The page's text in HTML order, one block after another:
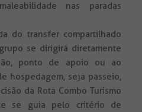
nas paradas
do transfer compartilhado
se dirigirá diretamente
ponto de apoio ou ao
hospedagem, seja passeio,
da Rota Combo Turismo
se guia pelo critério de